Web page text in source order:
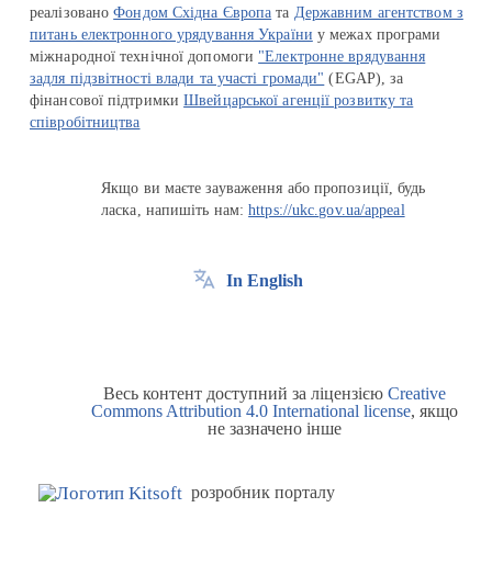
реалізованоФондом Східна Європа та Державним агентством з
питань електронного урядування України у межах програми
міжнародної технічної допомоги "Електронне врядування
задля підзвітності влади та участі громади" (EGAP), за
фінансової підтримкиШвейцарської агенції розвитку та
співробітництва
Якщо ви маєте зауваження або пропозиції, будь
ласка, напишіть нам:https://ukc.gov.ua/appeal
In English
Весь контент доступний за ліцензією Creative
Commons Attribution 4.0 International license, якщо
не зазначено інше
розробник порталу